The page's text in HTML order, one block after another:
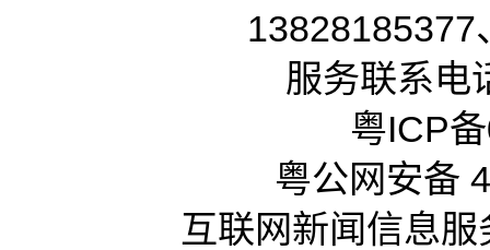
13828185377
服务联系电
粤ICP
粤公网安备
互联网新闻信息